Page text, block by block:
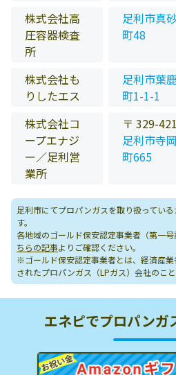
株式会社高
圧容器検査
所
足利市真
町48
株式会社も
りしたエス
足利市葉
町1-1-1
株式会社コ
ープエナジ
ー／足利営
業所
〒 329-
足利市寺岡
町665
足利市にてプロパンガスを取り扱ってい
す。
各地域のゴールド保安認定事業者（第一号
ちらの記事よりご確認ください。
※ゴールド保安認定事業者とは、経済産
されたプロパンガス（LPガス）会社のこと
エネピでプロパンガ